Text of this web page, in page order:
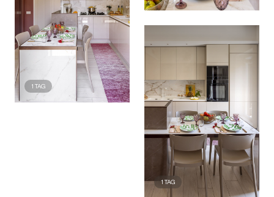
1 TAG
1 TAG